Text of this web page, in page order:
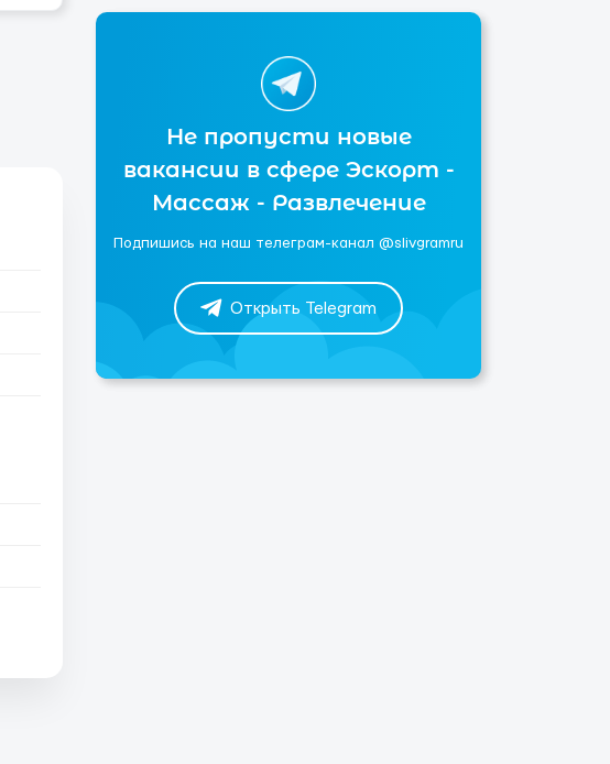
Не пропусти новые
вакансии в сфере Эскорт -
Массаж - Развлечение
Подпишись на наш телеграм-канал @slivgramru
Открыть Telegram